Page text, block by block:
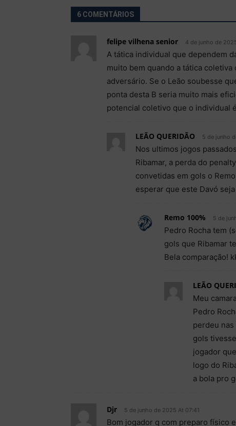
6 COMENTÁRIOS
felipe vilhena senior 4 de junho de
A tática individual que dependem
muito bem quando a tática
adversário. Se o Leão soubesse
ponta desta B seria muito mais
potencial coletivo que o individual
LEÃO QUERIDÃO 5 de junho
Nos ultimos jogos
Ribamar, a perda do
convetidas em gols o
esperar que este Davó
Remo 100% 5 de
Pedro Rocha tem
gols que Ribamar
Bela comparação!
LEÃO
Meu
Pedro
perdeu
gols
jogador
logo do
a bola pro
Djr 5 de junho de 2025 At 07:41
Bom jogador q com preparo físico